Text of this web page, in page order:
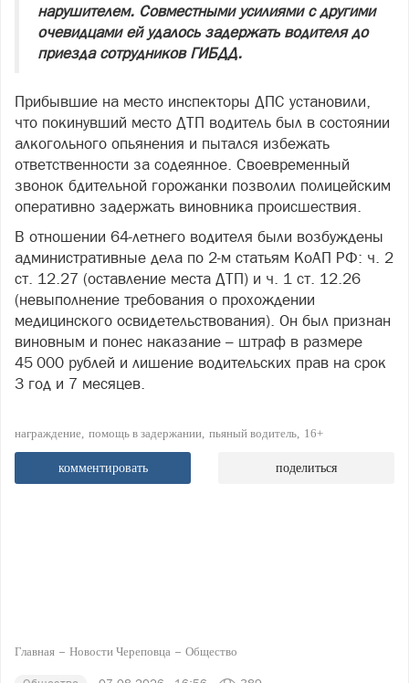
нарушителем. Совместными усилиями с другими
очевидцами ей удалось задержать водителя до
приезда сотрудников ГИБДД.
Прибывшие на место инспекторы ДПС установили,
что покинувший место ДТП водитель был в состоянии
алкогольного опьянения и пытался избежать
ответственности за содеянное. Своевременный
звонок бдительной горожанки позволил полицейским
оперативно задержать виновника происшествия.
В отношении 64-летнего водителя были возбуждены
административные дела по 2-м статьям КоАП РФ: ч. 2
ст. 12.27 (оставление места ДТП) и ч. 1 ст. 12.26
(невыполнение требования о прохождении
медицинского освидетельствования). Он был признан
виновным и понес наказание – штраф в размере
45 000 рублей и лишение водительских прав на срок
3 год и 7 месяцев.
награждение помощь в задержании пьяный водитель 16+
комментировать поделиться
Главная Новости Череповца Общество